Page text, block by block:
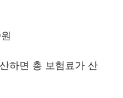
하면 총 보험료가 산